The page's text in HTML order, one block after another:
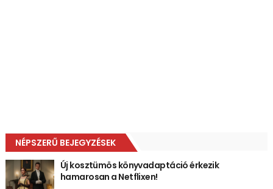
NÉPSZERŰ BEJEGYZÉSEK
Új kosztümös könyvadaptáció érkezik
hamarosan a Netflixen!